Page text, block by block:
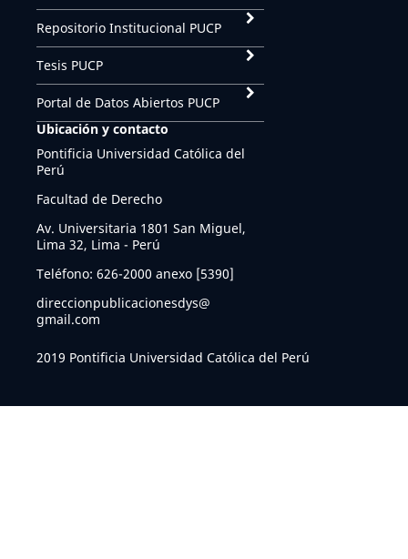
Repositorio Institucional PUCP
Tesis PUCP
Portal de Datos Abiertos PUCP
Ubicación y contacto
Pontificia Universidad Católica del
Perú
Facultad de Derecho
Av. Universitaria 1801 San Miguel,
Lima 32, Lima - Perú
Teléfono: 626-2000 anexo [5390]
direccionpublicacionesdys@
gmail.com
2019 Pontificia Universidad Católica del Perú